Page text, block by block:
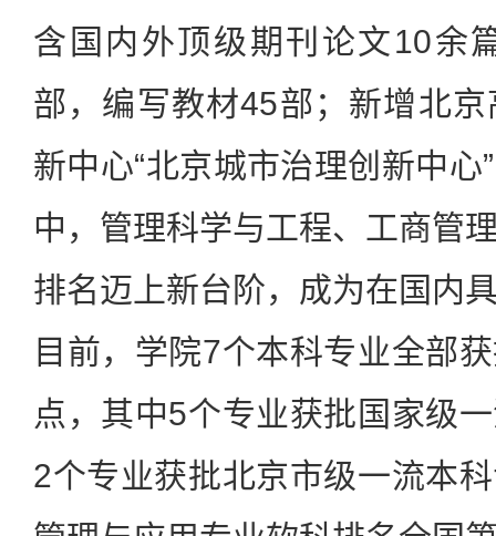
含国内外顶级期刊论文10余
部，编写教材45部；新增北
新中心“北京城市治理创新中心
中，管理科学与工程、工商管
排名迈上新台阶，成为在国内
目前，学院7个本科专业全部
点，其中5个专业获批国家级
2个专业获批北京市级一流本